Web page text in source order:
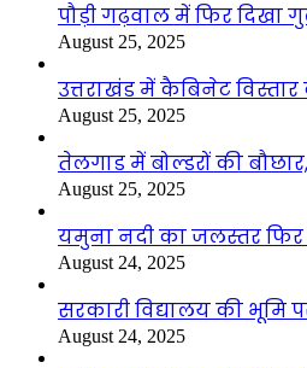
पौड़ी गढ़वाल में फिर
August 25, 2025
उत्तराखंड में कैबिनेट
August 25, 2025
तेलगाड में बोल्डरों की
August 25, 2025
यमुना नदी का जलस्तर फिर
August 24, 2025
सरकारी विद्यालय की भूमि
August 24, 2025